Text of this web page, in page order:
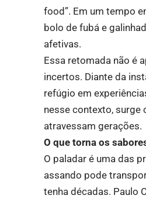
food”. Em um tempo
bolo de fubá e
afetivas.
Essa retomada não é
incertos. Diante da
refúgio em
nesse contexto, surge
atravessam gerações.
O que torna os
O paladar é uma das
assando pode
tenha décadas. Paulo